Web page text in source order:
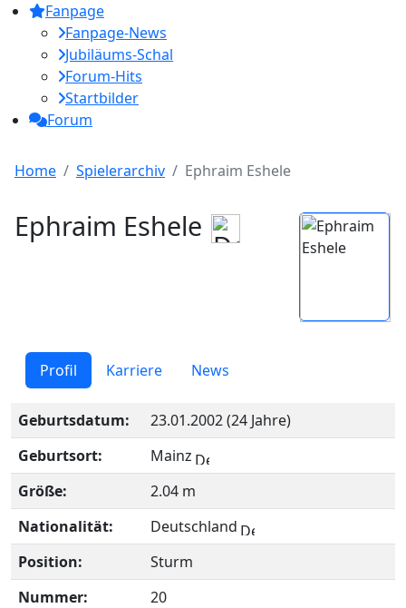
Fanpage
Fanpage-News
Jubiläums-Schal
Forum-Hits
Startbilder
Forum
Home Spielerarchiv Ephraim Eshele
Ephraim Eshele
Profil Karriere News
Geburtsdatum:
23.01.2002 (24 Jahre)
Geburtsort:
Mainz
Größe:
2.04 m
Nationalität:
Deutschland
Position:
Sturm
Nummer:
20